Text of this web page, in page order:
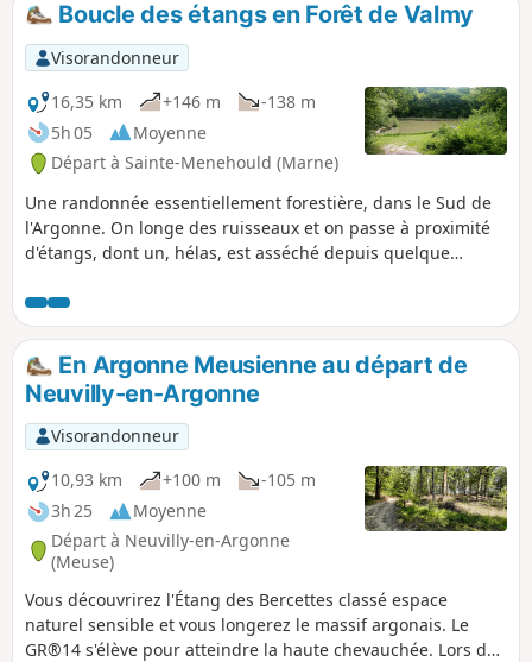
p
Boucle des étangs en Forêt de Valmy
Visorandonneur
16,35 km
+146 m
-138 m
5h 05
Moyenne
Départ à Sainte-Menehould (Marne)
Une randonnée essentiellement forestière, dans le Sud de
l'Argonne. On longe des ruisseaux et on passe à proximité
d'étangs, dont un, hélas, est asséché depuis quelque
En Argonne Meusienne au départ de
Neuvilly-en-Argonne
Visorandonneur
10,93 km
+100 m
-105 m
3h 25
Moyenne
Départ à Neuvilly-en-Argonne
(Meuse)
Vous découvrirez l'Étang des Bercettes classé espace
naturel sensible et vous longerez le massif argonais. Le
GR®14 s'élève pour atteindre la haute chevauchée. Lors de